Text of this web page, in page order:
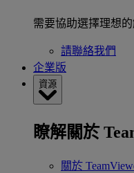
需要協助選擇理想
請聯絡我們
企業版
資源
瞭解關於
關於